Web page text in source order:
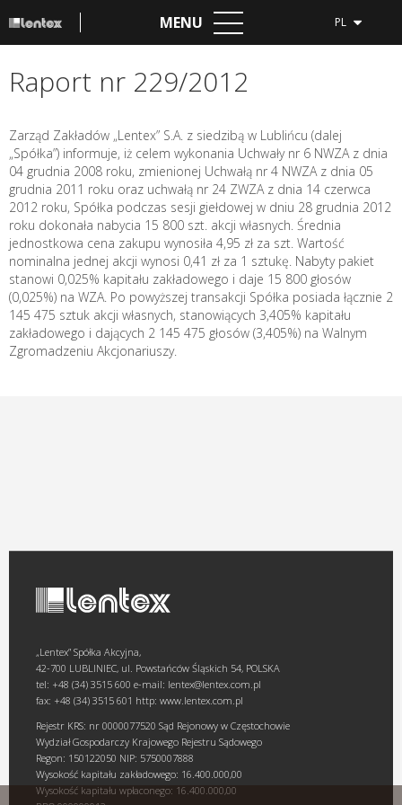
MENU PL
Raport nr 229/2012
Zarząd Zakładów „Lentex” S.A. z siedzibą w Lublińcu (dalej
„Spółka”) informuje, iż celem wykonania Uchwały nr 6 NWZA z dnia
04 grudnia 2008 roku, zmienionej Uchwałą nr 4 NWZA z dnia 05
grudnia 2011 roku oraz uchwałą nr 24 ZWZA z dnia 14 czerwca
2012 roku, Spółka podczas sesji giełdowej w dniu 28 grudnia 2012
roku dokonała nabycia 15 800 szt. akcji własnych. Średnia
jednostkowa cena zakupu wynosiła 4,95 zł za szt. Wartość
nominalna jednej akcji wynosi 0,41 zł za 1 sztukę. Nabyty pakiet
stanowi 0,025% kapitału zakładowego i daje 15 800 głosów
(0,025%) na WZA. Po powyższej transakcji Spółka posiada łącznie 2
145 475 sztuk akcji własnych, stanowiących 3,405% kapitału
zakładowego i dających 2 145 475 głosów (3,405%) na Walnym
Zgromadzeniu Akcjonariuszy.
„Lentex” Spółka Akcyjna,
42-700 LUBLINIEC, ul. Powstańców Śląskich 54, POLSKA
tel: +48 (34) 3515 600 e-mail: lentex@lentex.com.pl
fax: +48 (34) 3515 601 http: www.lentex.com.pl
Rejestr KRS: nr 0000077520 Sąd Rejonowy w Częstochowie
Wydział Gospodarczy Krajowego Rejestru Sądowego
Regon: 150122050 NIP: 5750007888
Wysokość kapitału zakładowego: 16.400.000,00
Wysokość kapitału wpłaconego: 16.400.000,00